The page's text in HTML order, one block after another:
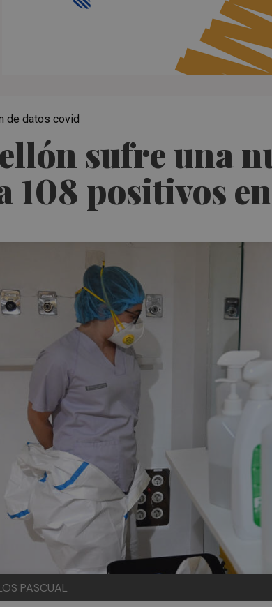
sufre una
108 positivos
de datos covid
PASCUAL